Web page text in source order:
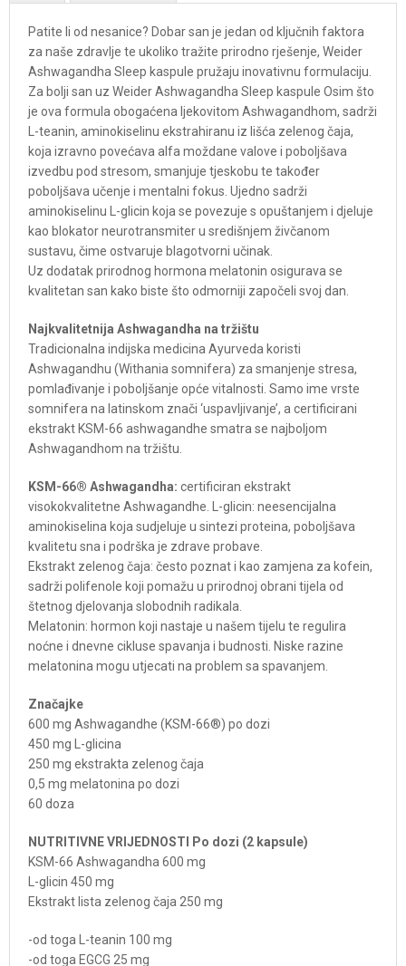
Patite li od nesanice? Dobar san je jedan od ključnih faktora
za naše zdravlje te ukoliko tražite prirodno rješenje, Weider
Ashwagandha Sleep kaspule pružaju inovativnu formulaciju.
Za bolji san uz Weider Ashwagandha Sleep kaspule Osim što
je ova formula obogaćena ljekovitom Ashwagandhom, sadrži
L-teanin, aminokiselinu ekstrahiranu iz lišća zelenog čaja,
koja izravno povećava alfa moždane valove i poboljšava
izvedbu pod stresom, smanjuje tjeskobu te također
poboljšava učenje i mentalni fokus. Ujedno sadrži
aminokiselinu L-glicin koja se povezuje s opuštanjem i djeluje
kao blokator neurotransmiter u središnjem živčanom
sustavu, čime ostvaruje blagotvorni učinak.
Uz dodatak prirodnog hormona melatonin osigurava se
kvalitetan san kako biste što odmorniji započeli svoj dan.
Najkvalitetnija Ashwagandha na tržištu
Tradicionalna indijska medicina Ayurveda koristi
Ashwagandhu (Withania somnifera) za smanjenje stresa,
pomlađivanje i poboljšanje opće vitalnosti. Samo ime vrste
somnifera na latinskom znači ‘uspavljivanje’, a certificirani
ekstrakt KSM-66 ashwagandhe smatra se najboljom
Ashwagandhom na tržištu.
KSM-66® Ashwagandha: certificiran ekstrakt
visokokvalitetne Ashwagandhe. L-glicin: neesencijalna
aminokiselina koja sudjeluje u sintezi proteina, poboljšava
kvalitetu sna i podrška je zdrave probave.
Ekstrakt zelenog čaja: često poznat i kao zamjena za kofein,
sadrži polifenole koji pomažu u prirodnoj obrani tijela od
štetnog djelovanja slobodnih radikala.
Melatonin: hormon koji nastaje u našem tijelu te regulira
noćne i dnevne cikluse spavanja i budnosti. Niske razine
melatonina mogu utjecati na problem sa spavanjem.
Značajke
600 mg Ashwagandhe (KSM-66®) po dozi
450 mg L-glicina
250 mg ekstrakta zelenog čaja
0,5 mg melatonina po dozi
60 doza
NUTRITIVNE VRIJEDNOSTI Po dozi (2 kapsule)
KSM-66 Ashwagandha 600 mg
L-glicin 450 mg
Ekstrakt lista zelenog čaja 250 mg
-od toga L-teanin 100 mg
-od toga EGCG 25 mg